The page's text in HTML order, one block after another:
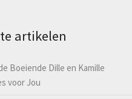
artikelen
Boeiende Dille en Kamille
voor Jou